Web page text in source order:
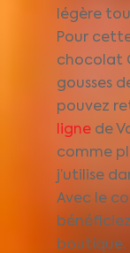
légère
Pour
chocolat
gousses
pouvez
ligne de
comme
j’utilise
Avec le
boutique.